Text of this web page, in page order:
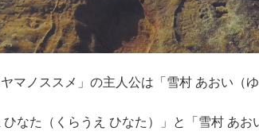
マノススメ」の主人公は「雪村 あおい（
なた（くらうえ ひなた）」と「雪村 あお